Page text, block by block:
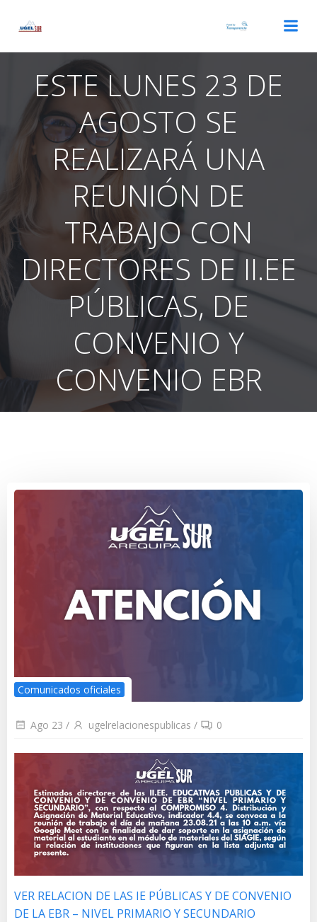
ESTE LUNES 23 DE
AGOSTO SE
REALIZARÁ UNA
REUNIÓN DE
TRABAJO CON
DIRECTORES DE II.EE
PÚBLICAS, DE
CONVENIO Y
CONVENIO EBR
Comunicados oficiales
Ago 23 / ugelrelacionespublicas / 0
VER RELACION DE LAS IE PÚBLICAS Y DE CONVENIO
DE LA EBR – NIVEL PRIMARIO Y SECUNDARIO